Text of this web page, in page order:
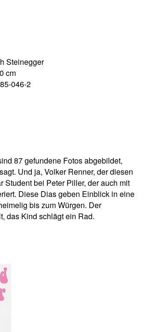
87 gefundene Fotos abgebildet,
Und ja, Volker Renner, der diesen
Student bei Peter Piller, der auch mit
Diese Dias geben Einblick in eine
bis zum Würgen. Der
das Kind schlägt ein Rad.
Steinegger
cm
046-2